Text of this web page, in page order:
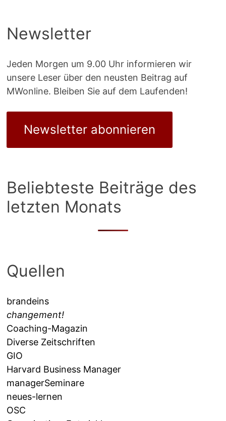
Newsletter
Jeden Morgen um 9.00 Uhr informieren wir
unsere Leser über den neusten Beitrag auf
MWonline. Bleiben Sie auf dem Laufenden!
Newsletter abonnieren
Beliebteste Beiträge des
letzten Monats
Quellen
brandeins
changement!
Coaching-Magazin
Diverse Zeitschriften
GIO
Harvard Business Manager
managerSeminare
neues-lernen
OSC